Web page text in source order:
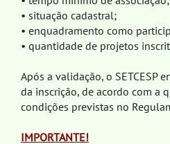
• situação cadastral;
• enquadramento como
• quantidade de projetos
Após a validação, o SETCESP
da inscrição, de acordo com a
condições previstas no
IMPORTANTE!